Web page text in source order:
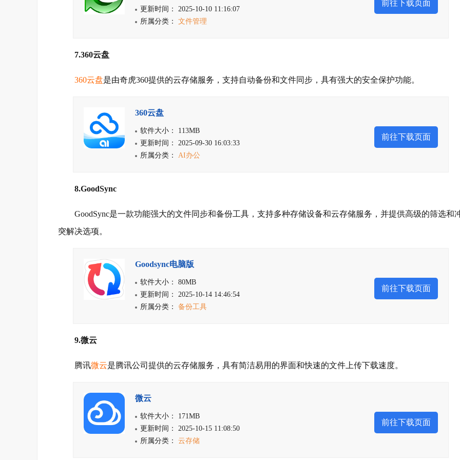
更新时间： 2025-10-10 11:16:07
所属分类： 文件管理
前往下载页面
7.360云盘
360云盘是由奇虎360提供的云存储服务，支持自动备份和文件同步，具有强大的安全保护功能。
360云盘
软件大小： 113MB
更新时间： 2025-09-30 16:03:33
所属分类： AI办公
前往下载页面
8.GoodSync
GoodSync是一款功能强大的文件同步和备份工具，支持多种存储设备和云存储服务，并提供高级的筛选和
突解决选项。
Goodsync电脑版
软件大小： 80MB
更新时间： 2025-10-14 14:46:54
所属分类： 备份工具
前往下载页面
9.微云
腾讯微云是腾讯公司提供的云存储服务，具有简洁易用的界面和快速的文件上传下载速度。
微云
软件大小： 171MB
更新时间： 2025-10-15 11:08:50
所属分类： 云存储
前往下载页面